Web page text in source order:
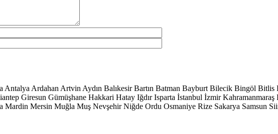
Antalya Ardahan Artvin Aydın Balıkesir Bartın Batman Bayburt Bilecik Bingöl Bitlis
Giresun Gümüşhane Hakkari Hatay Iğdır Isparta İstanbul İzmir Kahramanmaraş
Mardin Mersin Muğla Muş Nevşehir Niğde Ordu Osmaniye Rize Sakarya Samsun